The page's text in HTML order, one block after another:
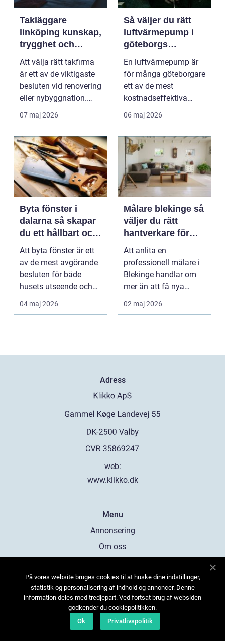
Takläggare
linköping kunskap,
trygghet och
hållbara tak
Att välja rätt takfirma
är ett av de viktigaste
besluten vid renovering
eller nybyggnation.
Taket på...
07 maj 2026
Så väljer du rätt
luftvärmepump i
göteborgs
kustklimat
En luftvärmepump är
för många göteborgare
ett av de mest
kostnadseffektiva
sätten att sänka sina
upp...
06 maj 2026
Byta fönster i
dalarna så skapar
du ett hållbart och
vackert hus
Att byta fönster är ett
av de mest avgörande
besluten för både
husets utseende och
energiförbrukning...
04 maj 2026
Målare blekinge så
väljer du rätt
hantverkare för
hem och företag
Att anlita en
professionell målare i
Blekinge handlar om
mer än att få nya
färger på väggarna.
Rätt ...
02 maj 2026
Adress
web:
www.klikko.dk
Menu
Annonsering
Om oss
Kontakta oss
Sitemap
På vores website bruges cookies til at huske dine indstillinger,
statistik og personalisering af indhold og annoncer. Denne
information deles med tredjepart. Ved fortsat brug af websiden
godkender du cookiepolitikken.
Ok
Privatlivspolitik